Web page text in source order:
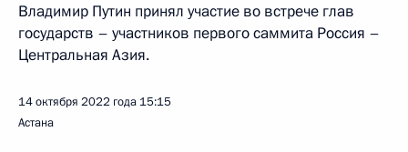
Владимир Путин принял участие во встрече глав
государств – участников первого саммита Россия –
Центральная Азия.
14 октября 2022 года 15:15
Астана